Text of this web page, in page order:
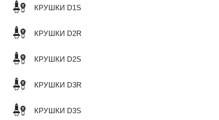
КРУШКИ D1S
КРУШКИ D2R
КРУШКИ D2S
КРУШКИ D3R
КРУШКИ D3S